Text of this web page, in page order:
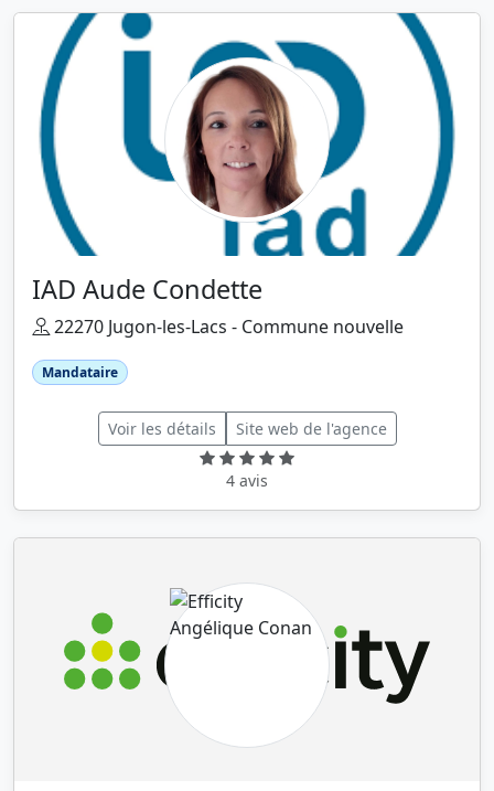
IAD Aude Condette
22270 Jugon-les-Lacs - Commune nouvelle
Mandataire
Voir les détails Site web de l'agence
4 avis